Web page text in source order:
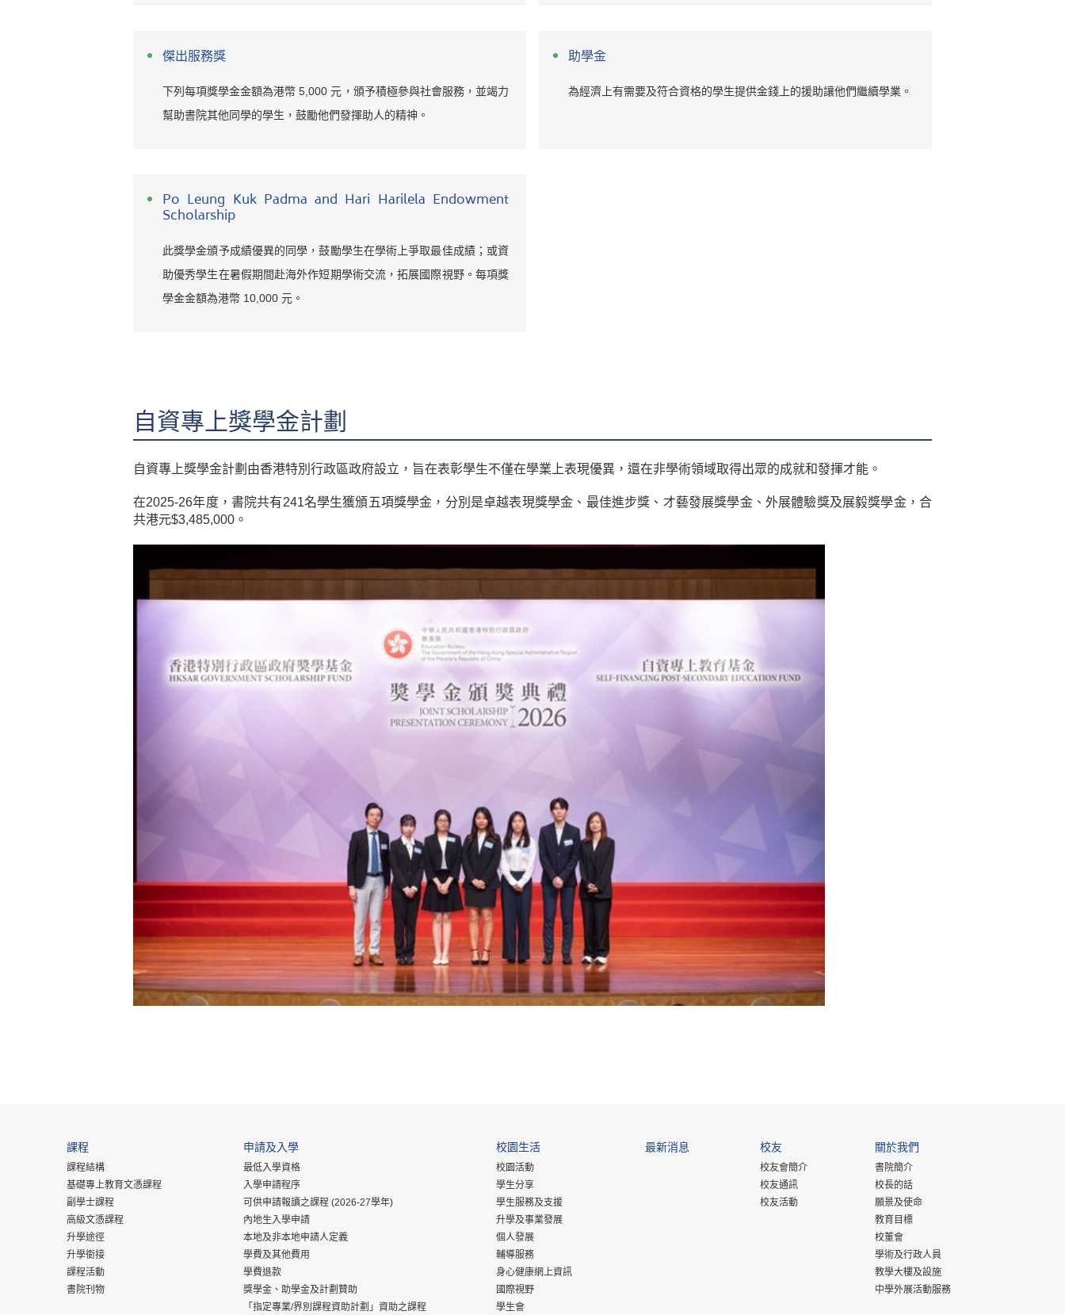
傑出服務獎
下列每項獎學金金額為港幣 5,000 元，頒予積極參與社會服務，並竭力
幫助書院其他同學的學生，鼓勵他們發揮助人的精神。
助學金
為經濟上有需要及符合資格的學生提供金錢上的援助讓他們繼續學業。
Po Leung Kuk Padma and Hari Harilela Endowment
Scholarship
此獎學金頒予成績優異的同學，鼓勵學生在學術上爭取最佳成績；或資
助優秀學生在暑假期間赴海外作短期學術交流，拓展國際視野。每項獎
學金金額為港幣 10,000 元。
自資專上獎學金計劃
自資專上獎學金計劃由香港特別行政區政府設立，旨在表彰學生不僅在學業上表現優異，還在非學術領域取得出眾的成就和發揮才能。
在2025-26年度，書院共有241名學生獲頒五項獎學金，分別是卓越表現獎學金、最佳進步獎、才藝發展獎學金、外展體驗獎及展毅獎學金，合
共港元$3,485,000。
課程
課程結構
基礎專上教育文憑課程
副學士課程
高級文憑課程
升學途徑
升學銜接
課程活動
書院刊物
申請及入學
最低入學資格
入學申請程序
可供申請報讀之課程 (2026-27學年)
內地生入學申請
本地及非本地申請人定義
學費及其他費用
學費退款
獎學金、助學金及計劃贊助
「指定專業/界別課程資助計劃」資助之課程
校園生活
校園活動
學生分享
學生服務及支援
升學及事業發展
個人發展
輔導服務
身心健康網上資訊
國際視野
學生會
最新消息 校友
校友會簡介
校友通訊
校友活動
關於我們
書院簡介
校長的話
願景及使命
教育目標
校董會
學術及行政人員
教學大樓及設施
中學外展活動服務